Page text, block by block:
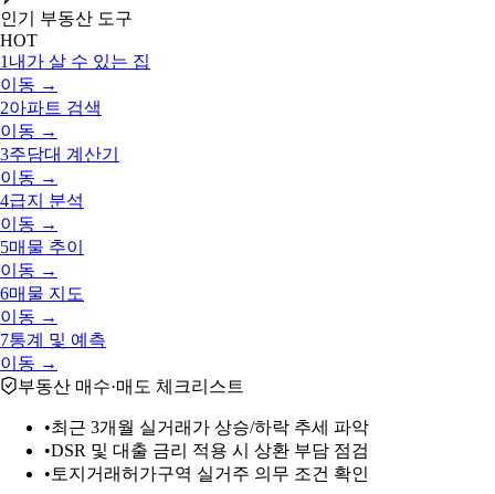
인기 부동산 도구
HOT
1 내가 살 수 있는 집
이동 →
2아파트 검색
이동 →
3주담대 계산기
이동 →
4급지 분석
이동 →
5매물 추이
이동 →
6매물 지도
이동 →
7통계 및 예측
이동 →
부동산 매수·매도 체크리스트
•최근 3개월 실거래가 상승/하락 추세 파악
•DSR 및 대출 금리 적용 시 상환 부담 점검
• 토지거래허가구역 실거주 의무 조건 확인